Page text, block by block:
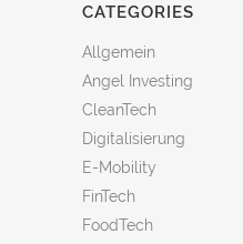
CATEGORIES
Allgemein
Angel Investing
CleanTech
Digitalisierung
E-Mobility
FinTech
FoodTech